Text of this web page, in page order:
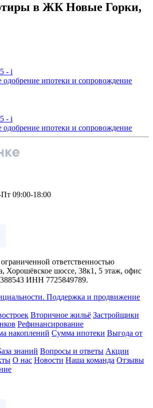
в ЖК Новые Горки,
- i
одобрение ипотеки и сопровождение
- i
одобрение ипотеки и сопровождение
09:00-18:00
ответственностью
Хорошёвское шоссе, 38к1, 5 этаж, офис
ИНН 7725849789.
Поддержка и продвижение
Вторичное жильё Застройщики
Рефинансирование
накоплений Сумма ипотеки Выгода от
знаний Вопросы и ответы Акции
О нас Новости Наша команда Отзывы